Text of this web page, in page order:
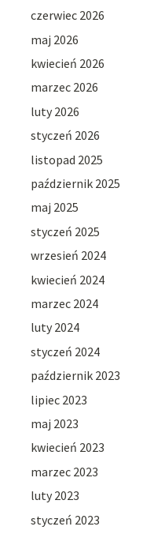
czerwiec 2026
maj 2026
kwiecień 2026
marzec 2026
luty 2026
styczeń 2026
listopad 2025
październik 2025
maj 2025
styczeń 2025
wrzesień 2024
kwiecień 2024
marzec 2024
luty 2024
styczeń 2024
październik 2023
lipiec 2023
maj 2023
kwiecień 2023
marzec 2023
luty 2023
styczeń 2023